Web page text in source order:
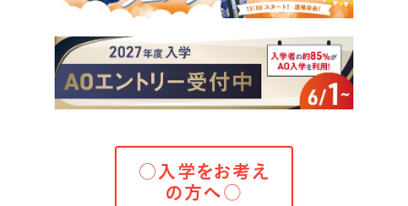
○入学をお考え
の方へ○